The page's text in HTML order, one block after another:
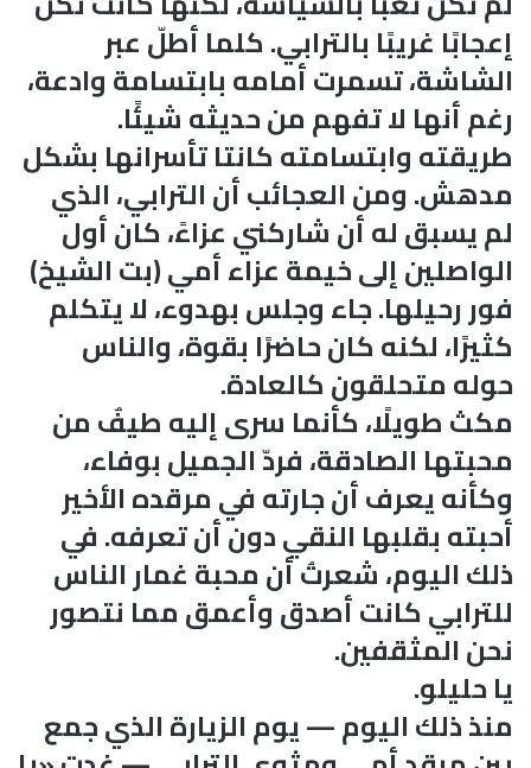
إعجابًا غريبًا بالترابي. كلما أطلّ عبر
الشاشة، تسمرت أمامه بابتسامة وادعة،
رغم أنها لا تفهم من حديثه شيئًا.
طريقته وابتسامته كانتا تأسرانها بشكل
مدهش. ومن العجائب أن الترابي، الذي
لم يسبق له أن شاركني عزاءً، كان أول
الواصلين إلى خيمة عزاء أمي (بت الشيخ)
فور رحيلها. جاء وجلس بهدوء، لا يتكلم
كثيرًا، لكنه كان حاضرًا بقوة، والناس
حوله متحلقون كالعادة.
مكث طويلًا، كأنما سرى إليه طيفٌ من
محبتها الصادقة، فردّ الجميل بوفاء،
وكأنه يعرف أن جارته في مرقده الأخير
أحبته بقلبها النقي دون أن تعرفه. في
ذلك اليوم، شعرتُ أن محبة غمار الناس
للترابي كانت أصدق وأعمق مما نتصور
نحن المثقفين.
يا حليلو.
منذ ذلك اليوم — يوم الزيارة الذي جمع